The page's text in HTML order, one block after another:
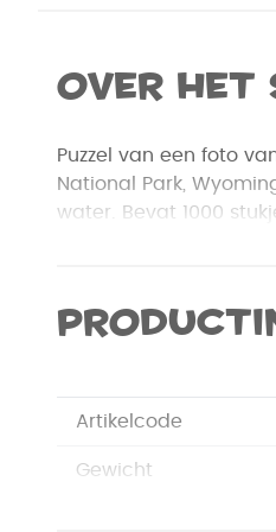
Over het
Puzzel van een foto
National Park,
water. Bevat 1000
Artikelcode
Gewicht